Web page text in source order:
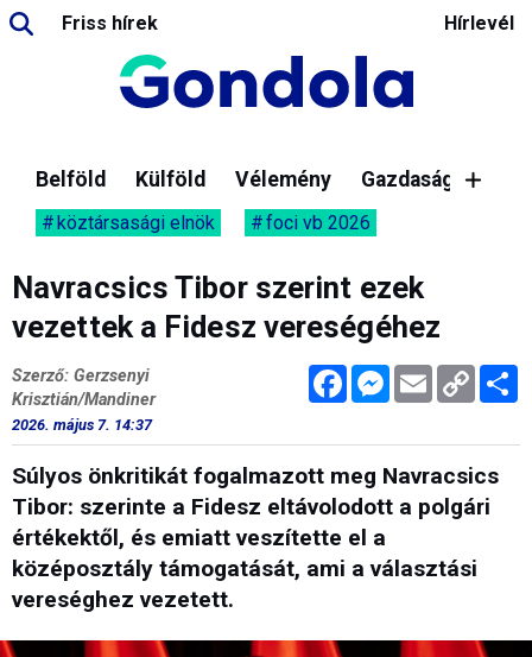
Friss hírek Hírlevél
Belföld Külföld Vélemény Gazdaság
köztársasági elnök foci vb 2026
Navracsics Tibor szerint ezek
vezettek a Fidesz vereségéhez
FacebookMessenger
Email Copy
Link
Szerző: Gerzsenyi
Krisztián/Mandiner
2026. május 7. 14:37
Súlyos önkritikát fogalmazott meg Navracsics
Tibor: szerinte a Fidesz eltávolodott a polgári
értékektől, és emiatt veszítette el a
középosztály támogatását, ami a választási
vereséghez vezetett.